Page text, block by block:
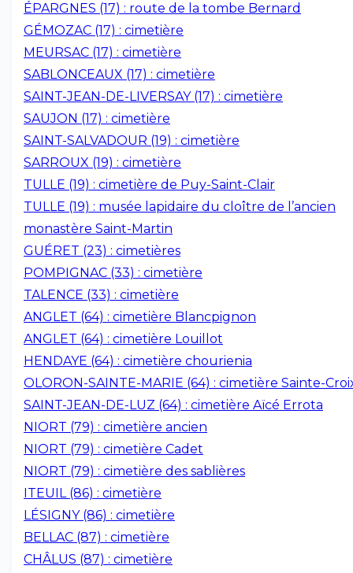
ÉPARGNES (17) : route de la tombe Bernard
GÉMOZAC (17) : cimetière
MEURSAC (17) : cimetière
SABLONCEAUX (17) : cimetière
SAINT-JEAN-DE-LIVERSAY (17) : cimetière
SAUJON (17) : cimetière
SAINT-SALVADOUR (19) : cimetière
SARROUX (19) : cimetière
TULLE (19) : cimetière de Puy-Saint-Clair
TULLE (19) : musée lapidaire du cloître de l’ancien
monastère Saint-Martin
GUÉRET (23) : cimetières
POMPIGNAC (33) : cimetière
TALENCE (33) : cimetière
ANGLET (64) : cimetière Blancpignon
ANGLET (64) : cimetière Louillot
HENDAYE (64) : cimetière chourienia
OLORON-SAINTE-MARIE (64) : cimetière Sainte-
SAINT-JEAN-DE-LUZ (64) : cimetière Aïcé Errota
NIORT (79) : cimetière ancien
NIORT (79) : cimetière Cadet
NIORT (79) : cimetière des sablières
ITEUIL (86) : cimetière
LÉSIGNY (86) : cimetière
BELLAC (87) : cimetière
CHÂLUS (87) : cimetière